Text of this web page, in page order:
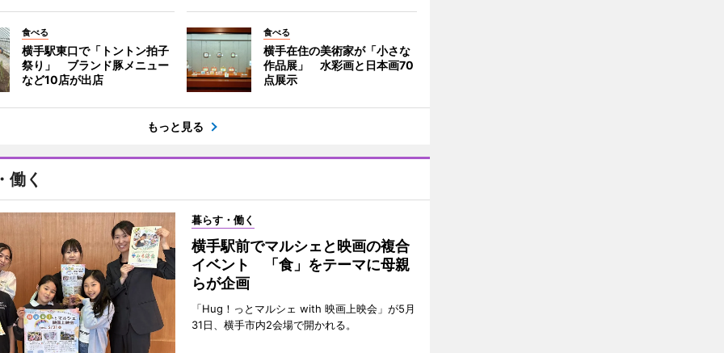
食べる
横手駅東口で「トントン拍子
祭り」 ブランド豚メニュー
など10店が出店
食べる
横手在住の美術家が「小さな
作品展」 水彩画と日本画70
点展示
もっと見る
働く
暮らす・働く
横手駅前でマルシェと映画の複合
イベント 「食」をテーマに母親
らが企画
「Hug！っとマルシェ with 映画上映会」が5月
31日、横手市内2会場で開かれる。